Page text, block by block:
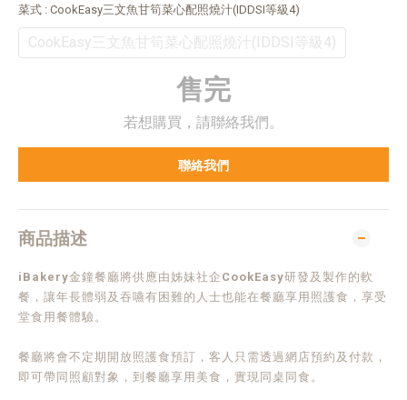
菜式 : CookEasy三文魚甘筍菜心配照燒汁(IDDSI等級4)
CookEasy三文魚甘筍菜心配照燒汁(IDDSI等級4)
售完
若想購買，請聯絡我們。
聯絡我們
商品描述
iBakery金鐘餐廳將供應由姊妹社企 CookEasy研發及製作的軟
餐，讓年長體弱及吞嚥有困難的人士也能在餐廳享用照護食，享受
堂食用餐體驗。
餐廳將會不定期開放照護食預訂，客人只需透過網店預約及付款，
即可帶同照顧對象，到餐廳享用美食，實現同桌同食。